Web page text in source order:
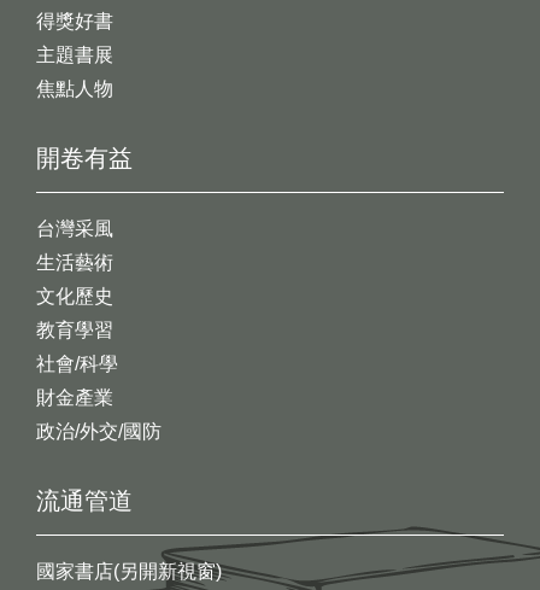
開卷有益
台灣采風
生活藝術
文化歷史
教育學習
社會/科學
財金產業
政治/外交/國防
得獎好書
主題書展
焦點人物
流通管道
國家書店(另開新視窗)